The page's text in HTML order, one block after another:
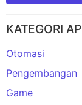
KATEGORI
Otomasi
Pengembangan
Game